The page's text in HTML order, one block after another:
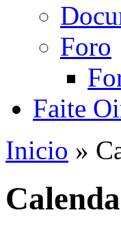
Foro
Faite
Inicio »